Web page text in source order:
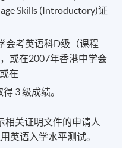
Skills (Introductory)证
会考英语科D级（课程
或在2007年香港中学会
在
3 级成绩。
相关证明文件的申请人
英语入学水平测试。